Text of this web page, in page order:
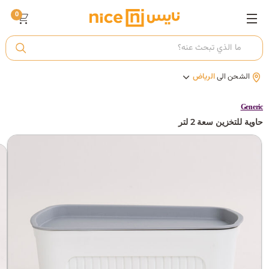
أ الشحن الىالرياض
0
Generic
حاوية للتخزين سعة 2 لتر